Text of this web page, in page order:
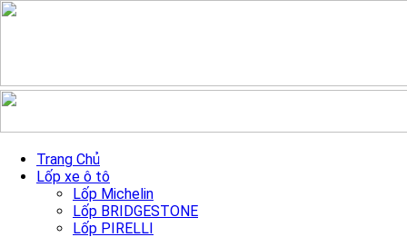
Trang Chủ
Lốp xe ô tô
Lốp Michelin
Lốp BRIDGESTONE
Lốp PIRELLI
Mâm ROTIFORM R140 RSE
Trang chủ »Sản Phẩm mâm xe